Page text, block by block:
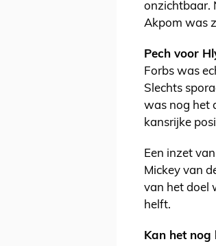
onzichtbaar.
Akpom was
Pech voor
Forbs was
Slechts
was nog het
kansrijke
Een inzet
Mickey van
van het doel
helft.
Kan het nog